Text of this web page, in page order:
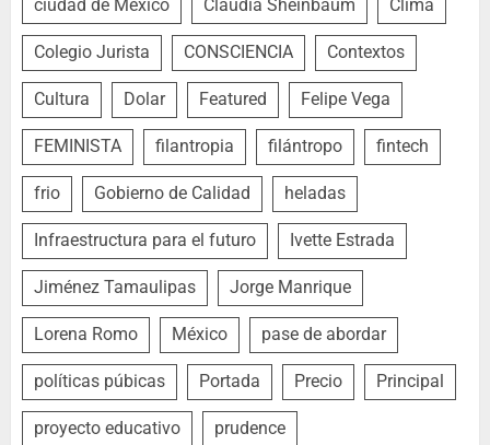
ciudad de México Claudia Sheinbaum Clima
Colegio Jurista CONSCIENCIA Contextos
Cultura Dolar Featured Felipe Vega
FEMINISTA filantropia filántropo fintech
frio Gobierno de Calidad heladas
Infraestructura para el futuro Ivette Estrada
Jiménez Tamaulipas Jorge Manrique
Lorena Romo México pase de abordar
políticas púbicas Portada Precio Principal
proyecto educativo prudence